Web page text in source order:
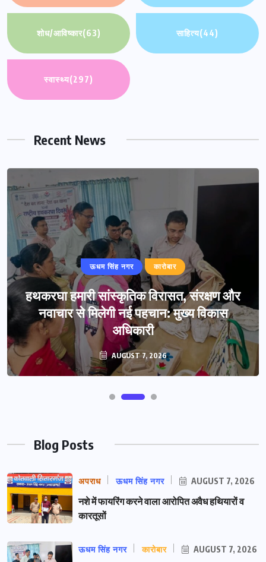
शोध/आविष्कार(63) साहित्य(44)
स्वास्थ्य(297)
Recent News
ऊधम सिंह नगर कारोबार
हथकरघा हमारी सांस्कृतिक विरासत, संरक्षण और
नवाचार से मिलेगी नई पहचान: मुख्य विकास
अधिकारी
AUGUST 7, 2026
Blog Posts
अपराध ऊधम सिंह नगर AUGUST 7, 2026
नशे में फायरिंग करने वाला आरोपित अवैध हथियारों व
कारतूसों
ऊधम सिंह नगर कारोबार AUGUST 7, 2026